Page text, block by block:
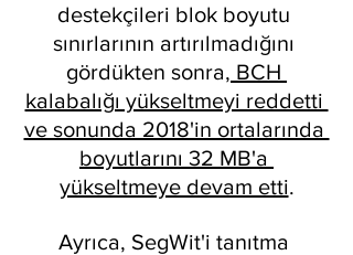
destekçileri blok boyutu
sınırlarının artırılmadığını
gördükten sonra, BCH
kalabalığı yükseltmeyi reddetti
ve sonunda 2018'in ortalarında
boyutlarını 32 MB'a
yükseltmeye devam etti.
Ayrıca, SegWit'i tanıtma